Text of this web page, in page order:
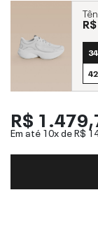
34
42
R$
Em até 10x deR$